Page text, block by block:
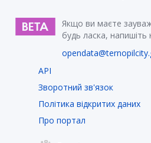
Якщо ви маєте
будь ласка, напишіть
API
Зворотний зв'язок
Політика відкритих даних
Про портал